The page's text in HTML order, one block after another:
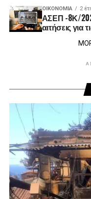
ΟΙΚΟΝΟΜΊΑ 2
ΑΣΕΠ -8Κ/
αιτήσεις για